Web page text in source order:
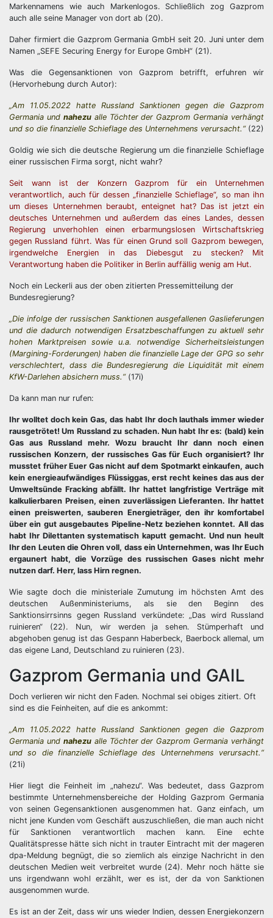
Markennamens wie auch Markenlogos. Schließlich zog Gazprom
auch alle seine Manager von dort ab (20).
Daher firmiert die Gazprom Germania GmbH seit 20. Juni unter dem
Namen „SEFE Securing Energy for Europe GmbH“ (21).
Was die Gegensanktionen von Gazprom betrifft, erfuhren wir
(Hervorhebung durch Autor):
„Am 11.05.2022 hatte Russland Sanktionen gegen die Gazprom
Germania und nahezualle Töchter der Gazprom Germania verhängt
und so die finanzielle Schieflage des Unternehmens verursacht.“(22)
Goldig wie sich die deutsche Regierung um die finanzielle Schieflage
einer russischen Firma sorgt, nicht wahr?
Seit wann ist der Konzern Gazprom für ein Unternehmen
verantwortlich, auch für dessen „finanzielle Schieflage“, so man ihn
um dieses Unternehmen beraubt, enteignet hat? Das ist jetzt ein
deutsches Unternehmen und außerdem das eines Landes, dessen
Regierung unverhohlen einen erbarmungslosen Wirtschaftskrieg
gegen Russland führt. Was für einen Grund soll Gazprom bewegen,
irgendwelche Energien in das Diebesgut zu stecken? Mit
Verantwortung haben die Politiker in Berlin auffällig wenig am Hut.
Noch ein Leckerli aus der oben zitierten Pressemitteilung der
Bundesregierung?
„Die infolge der russischen Sanktionen ausgefallenen Gaslieferungen
und die dadurch notwendigen Ersatzbeschaffungen zu aktuell sehr
hohen Marktpreisen sowie u.a. notwendige Sicherheitsleistungen
(Margining-Forderungen) haben die finanzielle Lage der GPG so sehr
verschlechtert, dass die Bundesregierung die Liquidität mit einem
KfW-Darlehen absichern muss.“(17i)
Da kann man nur rufen:
Ihr wolltet doch kein Gas, das habt Ihr doch lauthals immer wieder
rausgetrötet! Um Russland zu schaden. Nun habt Ihr es: (bald) kein
Gas aus Russland mehr. Wozu braucht Ihr dann noch einen
russischen Konzern, der russisches Gas für Euch organisiert? Ihr
musstet früher Euer Gas nicht auf dem Spotmarkt einkaufen, auch
kein energieaufwändiges Flüssiggas, erst recht keines das aus der
Umweltsünde Fracking abfällt. Ihr hattet langfristige Verträge mit
kalkulierbaren Preisen, einen zuverlässigen Lieferanten. Ihr hattet
einen preiswerten, sauberen Energieträger, den ihr komfortabel
über ein gut ausgebautes Pipeline-Netz beziehen konntet. All das
habt Ihr Dilettanten systematisch kaputt gemacht. Und nun heult
Ihr den Leuten die Ohren voll, dass ein Unternehmen, was Ihr Euch
ergaunert habt, die Vorzüge des russischen Gases nicht mehr
nutzen darf. Herr, lass Hirn regnen.
Wie sagte doch die ministeriale Zumutung im höchsten Amt des
deutschen Außenministeriums, als sie den Beginn des
Sanktionsirrsinns gegen Russland verkündete: „Das wird Russland
ruinieren“ (22). Nun, wir werden ja sehen. Stümperhaft und
abgehoben genug ist das Gespann Haberbeck, Baerbock allemal, um
das eigene Land, Deutschland zu ruinieren (23).
Gazprom Germania und GAIL
Doch verlieren wir nicht den Faden. Nochmal sei obiges zitiert. Oft
sind es die Feinheiten, auf die es ankommt:
„Am 11.05.2022 hatte Russland Sanktionen gegen die Gazprom
Germania und nahezualle Töchter der Gazprom Germania verhängt
und so die finanzielle Schieflage des Unternehmens verursacht.“
(21i)
Hier liegt die Feinheit im „nahezu“. Was bedeutet, dass Gazprom
bestimmte Unternehmensbereiche der Holding Gazprom Germania
von seinen Gegensanktionen ausgenommen hat. Ganz einfach, um
nicht jene Kunden vom Geschäft auszuschließen, die man auch nicht
für Sanktionen verantwortlich machen kann. Eine echte
Qualitätspresse hätte sich nicht in trauter Eintracht mit der mageren
dpa-Meldung begnügt, die so ziemlich als einzige Nachricht in den
deutschen Medien weit verbreitet wurde (24). Mehr noch hätte sie
uns irgendwann wohl erzählt, wer es ist, der da von Sanktionen
ausgenommen wurde.
Es ist an der Zeit, dass wir uns wieder Indien, dessen Energiekonzern